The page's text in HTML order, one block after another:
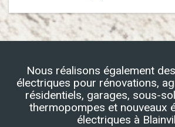
Nous réalisons également
électriques pour rénovations,
résidentiels, garages, sous-
thermopompes et nouveaux
électriques à